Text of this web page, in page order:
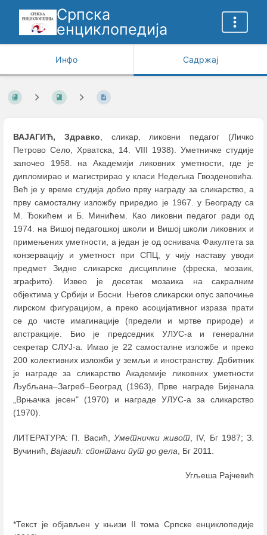
Српска
енциклопедија
Инфо Садржај
ВАЈАГИЋ, Здравко, сликар, ликовни педагог (Личко
Петрово Село, Хрватска, 14. VIII 1938). Уметничке студије
започео 1958. на Академији ликовних уметности, где је
дипломирао и магистрирао у класи Недељка Гвозденовића.
Већ је у време студија добио прву награду за сликарство, а
прву самосталну изложбу приредио је 1967. у Београду са
М. Ђокићем и Б. Минићем. Као ликовни педагог ради од
1974. на Вишој педагошкој школи и Вишој школи ликовних и
примењених уметности, а један је од оснивача Факултета за
конзервацију и уметност при СПЦ, у чију наставу уводи
предмет Зидне сликарске дисциплине (фреска, мозаик,
зграфито). Извео је десетак мозаика на сакралним
објектима у Србији и Босни. Његов сликарски опус започиње
лирском фигурацијом, а преко асоцијативног израза прати
се до чисте имагинације (предели и мртве природе) и
апстракције. Био је председник УЛУС-а и генерални
секретар СЛУЈ-а. Имао је 22 самосталне изложбе и преко
200 колективних изложби у земљи и иностранству. Добитник
је награде за сликарство Академије ликовних уметности
Љубљана–Загреб–Београд (1963), Прве награде Бијенала
„Врњачка јесен" (1970) и награде УЛУС-а за сликарство
(1970).
ЛИТЕРАТУРА: П. Васић, Уметнички живот , IV, Бг 1987; З.
Вучинић, Вајагић: спонтани пут до дела , Бг 2011.
Угљеша Рајчевић
*Текст је објављен у књизи II тома Српске енциклопедије